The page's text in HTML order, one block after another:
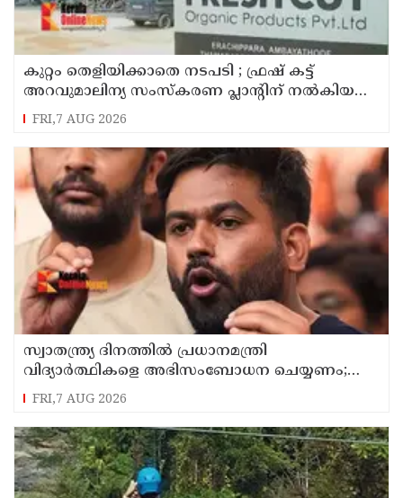
കുറ്റം തെളിയിക്കാതെ നടപടി ; ഫ്രഷ് കട്ട്
അറവുമാലിന്യ സംസ്‌കരണ പ്ലാന്റിന് നല്‍കിയ
സ്റ്റോപ്പ് മെമ്മോയില്‍ ഗുരുതര വീഴ്ചയെന്ന്
ഹൈക്കോടതി
FRI,7 AUG 2026
സ്വാതന്ത്ര്യ ദിനത്തില്‍ പ്രധാനമന്ത്രി
വിദ്യാര്‍ത്ഥികളെ അഭിസംബോധന ചെയ്യണം;
ആവശ്യവുമായി അഭിജീത് ദീപ്കെ
FRI,7 AUG 2026